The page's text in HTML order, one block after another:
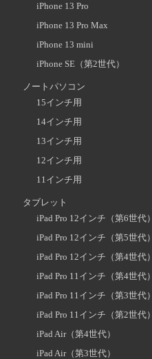
iPhone 13 Pro
iPhone 13 Pro Max
iPhone 13 mini
iPhone SE（第2世代）
ノートパソコン
15インチ用
14インチ用
13インチ用
12インチ用
11インチ用
タブレット
iPad Pro 12インチ（第6世代）
iPad Pro 12インチ（第5世代）
iPad Pro 12インチ（第4世代）
iPad Pro 11インチ（第4世代）
iPad Pro 11インチ（第3世代）
iPad Pro 11インチ（第2世代）
iPad Air（第4世代）
iPad Air（第3世代）